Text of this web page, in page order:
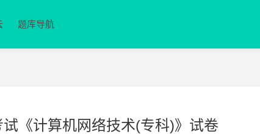
题库导航
《计算机网络技术(专科)》试卷